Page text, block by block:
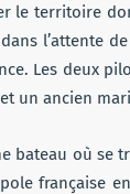
le territoire
l’attente
Les deux
un ancien
bateau où se
française